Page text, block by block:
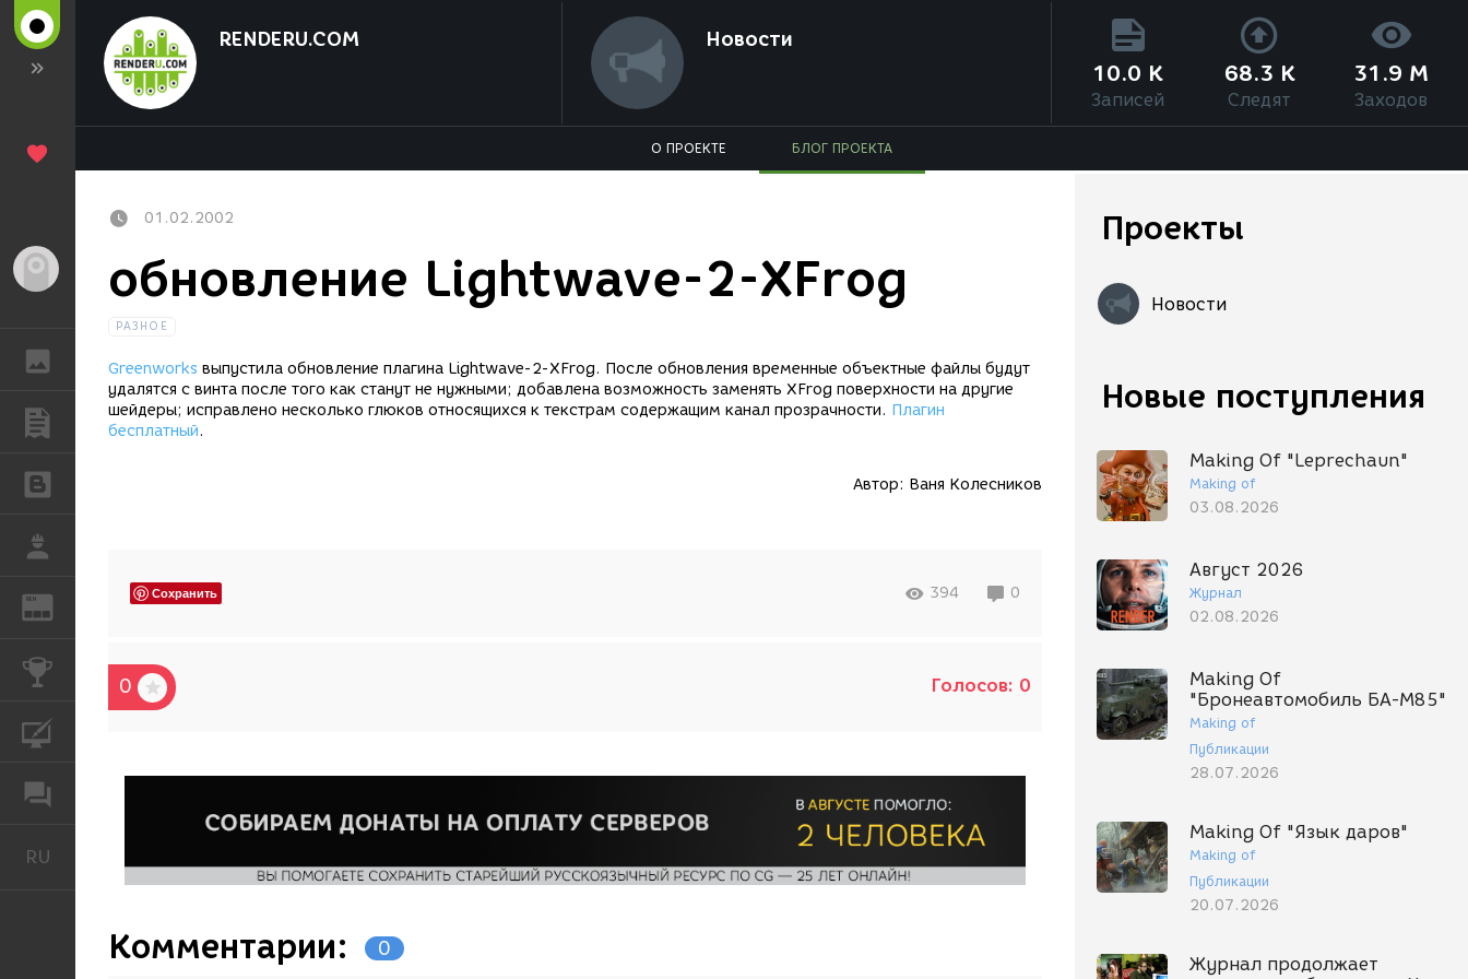
Гость
ГАЛЕРЕЯ
ПУБЛИКАЦИИ
REN ЖУРНАЛ
КОНКУРСЫ
RU
RENDERU.COM Новости
10.0 K
Записей
68.3 K
Следят
31.9 M
Заходов
О ПРОЕКТЕ БЛОГ ПРОЕКТА
Проекты
Новости
Новые поступления
Making Of "Leprechaun"
Making of
03.08.2026
Август 2026
Журнал
02.08.2026
Making Of
"Бронеавтомобиль БА-М85"
Making of
Публикации
28.07.2026
Making Of "Язык даров"
Making of
Публикации
20.07.2026
Журнал продолжает
01.02.2002
обновление Lightwave-2-XFrog
РАЗНОЕ
Greenworks выпустила обновление плагина Lightwave-2-XFrog. После обновления временные объектные файлы будут
удалятся с винта после того как станут не нужными; добавлена возможность заменять XFrog поверхности на другие
шейдеры; исправлено несколько глюков относящихся к текстрам содержащим канал прозрачности. Плагин
бесплатный.
Автор: Ваня Колесников
Сохранить 394 0
0 Голосов: 0
Комментарии: 0